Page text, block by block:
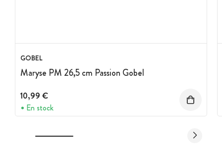
GOBEL
Maryse PM 26,5 cm Passion Gobel
10,99 €
En stock